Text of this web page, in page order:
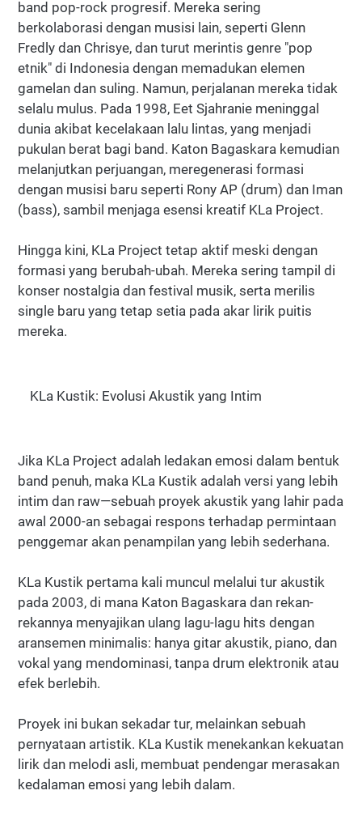
band pop-rock progresif. Mereka sering
berkolaborasi dengan musisi lain, seperti Glenn
Fredly dan Chrisye, dan turut merintis genre "pop
etnik" di Indonesia dengan memadukan elemen
gamelan dan suling. Namun, perjalanan mereka tidak
selalu mulus. Pada 1998, Eet Sjahranie meninggal
dunia akibat kecelakaan lalu lintas, yang menjadi
pukulan berat bagi band. Katon Bagaskara kemudian
melanjutkan perjuangan, meregenerasi formasi
dengan musisi baru seperti Rony AP (drum) dan Iman
(bass), sambil menjaga esensi kreatif KLa Project.
Hingga kini, KLa Project tetap aktif meski dengan
formasi yang berubah-ubah. Mereka sering tampil di
konser nostalgia dan festival musik, serta merilis
single baru yang tetap setia pada akar lirik puitis
mereka.
KLa Kustik: Evolusi Akustik yang Intim
Jika KLa Project adalah ledakan emosi dalam bentuk
band penuh, maka KLa Kustik adalah versi yang lebih
intim dan raw—sebuah proyek akustik yang lahir pada
awal 2000-an sebagai respons terhadap permintaan
penggemar akan penampilan yang lebih sederhana.
KLa Kustik pertama kali muncul melalui tur akustik
pada 2003, di mana Katon Bagaskara dan rekan-
rekannya menyajikan ulang lagu-lagu hits dengan
aransemen minimalis: hanya gitar akustik, piano, dan
vokal yang mendominasi, tanpa drum elektronik atau
efek berlebih.
Proyek ini bukan sekadar tur, melainkan sebuah
pernyataan artistik. KLa Kustik menekankan kekuatan
lirik dan melodi asli, membuat pendengar merasakan
kedalaman emosi yang lebih dalam.